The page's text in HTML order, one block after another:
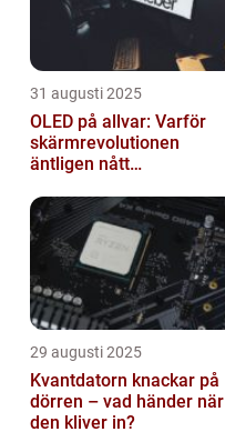
31 augusti 2025
OLED på allvar: Varför
skärmrevolutionen
äntligen nått
29 augusti 2025
Kvantdatorn knackar på
dörren – vad händer när
den kliver in?